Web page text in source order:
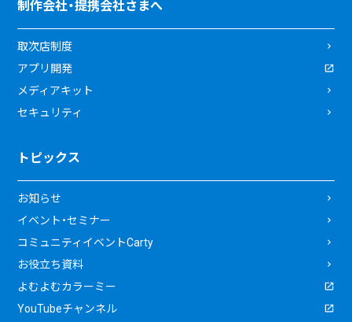
制作会社・提携会社さまへ
取次店制度
アプリ開発
メディアキット
セキュリティ
トピックス
お知らせ
イベント・セミナー
コミュニティイベントCarty
お役立ち資料
よむよむカラーミー
YouTubeチャンネル